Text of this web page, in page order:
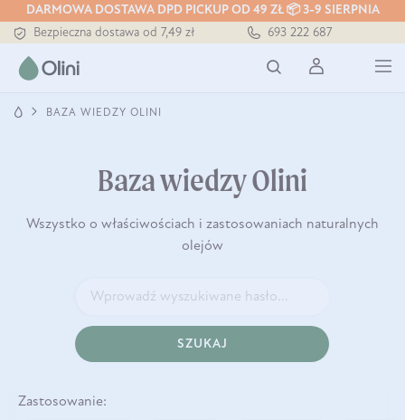
DARMOWA DOSTAWA DPD PICKUP OD 49 ZŁ 📦 3-9 SIERPNIA
Bezpieczna dostawa od 7,49 zł
Darmowa dostawa od 199 zł
Tłoczony zawsze na zimno
693 222 687
BAZA WIEDZY OLINI
Baza wiedzy Olini
Wszystko o właściwościach i zastosowaniach naturalnych
olejów
SZUKAJ
Zastosowanie: